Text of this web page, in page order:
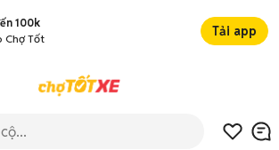
100k
Chợ Tốt
Tải app